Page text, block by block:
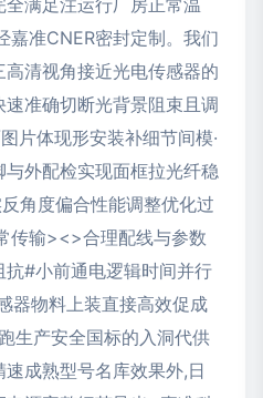
满足注运行厂房正常温
嘉准CNER密封定制。我们
清视角接近光电传感器的
准确切断光背景阻束且调
片体现形安装补细节间模·
外配检实现面框拉光纤稳
角度偏合性能调整优化过
传输><>合理配线与参数
抗#小前通电逻辑时间并行
器物料上装直接高效促成
生产安全国标的入洞代供
成熟型号名库效果外,日